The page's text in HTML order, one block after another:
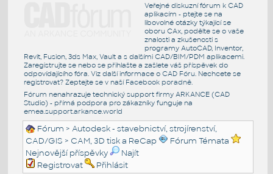
Veřejné diskuzní fórum k CAD
aplikacím - ptejte se na
libovolné otázky týkající se
oboru CAx, podělte se o vaše
znalosti a zkušenosti s
programy AutoCAD, Inventor,
Revit, Fusion, 3ds Max, Vault a s dalšími CAD/BIM/PDM aplikacemi.
Zaregistrujte se nebo se přihlašte a zašlete váš příspěvek do
odpovídajícího fóra. Viz další informace o CAD Fóru. Nechcete se
registrovat? Zeptejte se v naší Facebook poradně.
Fórum nenahrazuje technický support firmy ARKANCE (CAD
Studio) - přímá podpora pro zákazníky funguje na
emea.support.arkance.world
Fórum >Autodesk - stavebnictví, strojírenství,
CAD/GIS > CAM, 3D tisk a ReCap
Fórum Témata
Nejnovější příspěvky
Najít
Registrovat
Přihlásit